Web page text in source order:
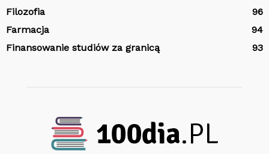
Filozofia
96
Farmacja
94
Finansowanie studiów za granicą
93